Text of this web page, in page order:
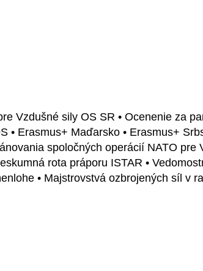
Vzdušné sily OS SR • Ocenenie za
• Erasmus+ Maďarsko • Erasmus+
spoločných operácií NATO pre
rota práporu ISTAR •
• Majstrovstvá ozbrojených síl v